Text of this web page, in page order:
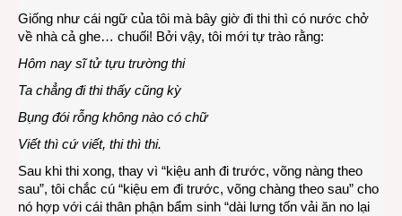
Giống như cái ngữ của tôi mà bây giờ đi thi thì có nước chở
về nhà cả ghe… chuối! Bởi vậy, tôi mới tự trào rằng:
Hôm nay sĩ tử tựu trường thi
Ta chẳng đi thi thấy cũng kỳ
Bụng đói rỗng không nào có chữ
Viết thì cứ viết, thi thì thi.
Sau khi thi xong, thay vì “kiệu anh đi trước, võng nàng theo
sau”, tôi chắc cú “kiệu em đi trước, võng chàng theo sau” cho
nó hợp với cái thân phận bẩm sinh “dài lưng tốn vải ăn no lại